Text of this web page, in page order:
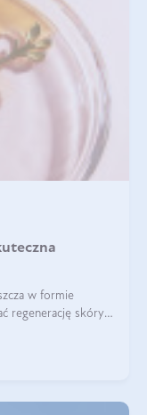
w formie
regenerację skóry i